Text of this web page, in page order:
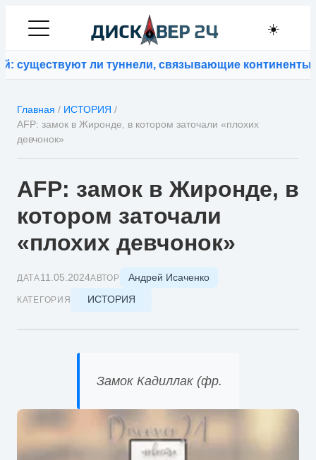
☀️
ли туннели, связывающие континенты⚡
Главная / ИСТОРИЯ /
AFP: замок в Жиронде, в котором заточали «плохих
девчонок»
AFP: замок в Жиронде, в
котором заточали
«плохих девчонок»
ДАТА11.05.2024АВТОР Андрей Исаченко
КАТЕГОРИЯ ИСТОРИЯ
Замок Кадиллак (фр.